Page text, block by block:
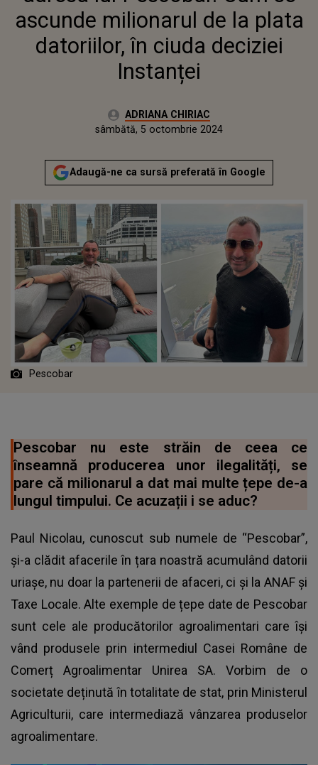
ascunde milionarul de la plata
datoriilor, în ciuda deciziei
Instanței
Autor:ADRIANA CHIRIAC
joi, 5 octombrie 2023Actualizat:
sâmbătă, 5 octombrie 2024
Adaugă-ne ca sursă preferată în Google
Pescobar
Pescobar nu este străin de ceea ce
înseamnă producerea unor ilegalități, se
pare că milionarul a dat mai multe țepe de-a
lungul timpului. Ce acuzații i se aduc?
Paul Nicolau, cunoscut sub numele de “Pescobar”,
și-a clădit afacerile în țara noastră acumulând datorii
uriașe, nu doar la partenerii de afaceri, ci și la ANAF și
Taxe Locale. Alte exemple de țepe date de Pescobar
sunt cele ale producătorilor agroalimentari care își
vând produsele prin intermediul Casei Române de
Comerț Agroalimentar Unirea SA. Vorbim de o
societate deținută în totalitate de stat, prin Ministerul
Agriculturii, care intermediază vânzarea produselor
agroalimentare.